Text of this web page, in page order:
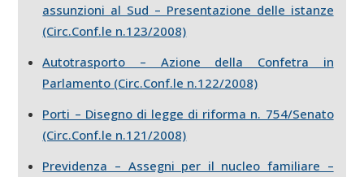
assunzioni al Sud – Presentazione delle istanze
(Circ.Conf.le n.123/2008)
Autotrasporto – Azione della Confetra in
Parlamento (Circ.Conf.le n.122/2008)
Porti – Disegno di legge di riforma n. 754/Senato
(Circ.Conf.le n.121/2008)
Previdenza – Assegni per il nucleo familiare –